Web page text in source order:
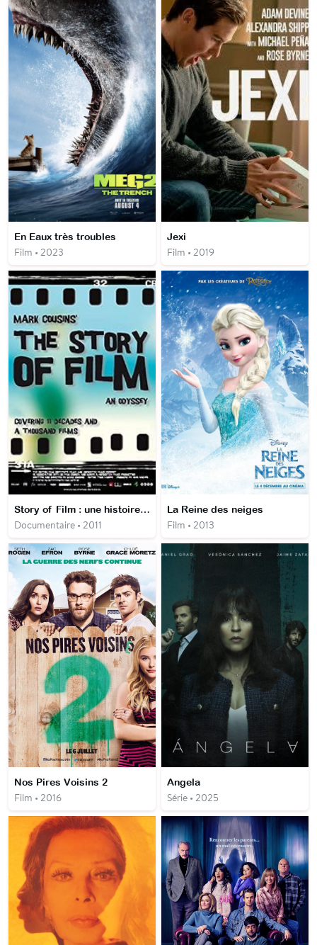
En Eaux très troubles
Film • 2023
Jexi
Film • 2019
Story of Film : une histoire du cinéma
Documentaire • 2011
La Reine des neiges
Film • 2013
Nos Pires Voisins 2
Film • 2016
Angela
Série • 2025